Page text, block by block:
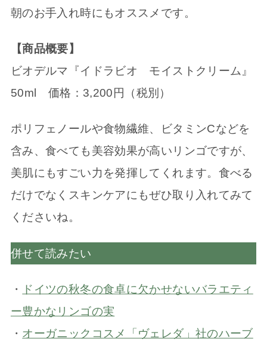
朝のお手入れ時にもオススメです。
【商品概要】
ビオデルマ『イドラビオ モイストクリーム』
50ml 価格：3,200円（税別）
ポリフェノールや食物繊維、ビタミンCなどを
含み、食べても美容効果が高いリンゴですが、
美肌にもすごい力を発揮してくれます。食べる
だけでなくスキンケアにもぜひ取り入れてみて
くださいね。
併せて読みたい
・
ドイツの秋冬の食卓に欠かせないバラエティ
ー豊かなリンゴの実
・ オーガニックコスメ「ヴェレダ」社のハーブ